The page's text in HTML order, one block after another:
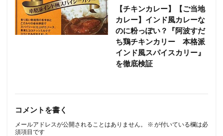
【チキンカレー】【ご当地
カレー】インド風カレーな
のに粉っぽい？『阿波すだ
ち鶏チキンカリー 本格派
インド風スパイスカリー』
を徹底検証
コメントを書く
メールアドレスが公開されることはありません。 ※ が付いている欄は必
須項目です